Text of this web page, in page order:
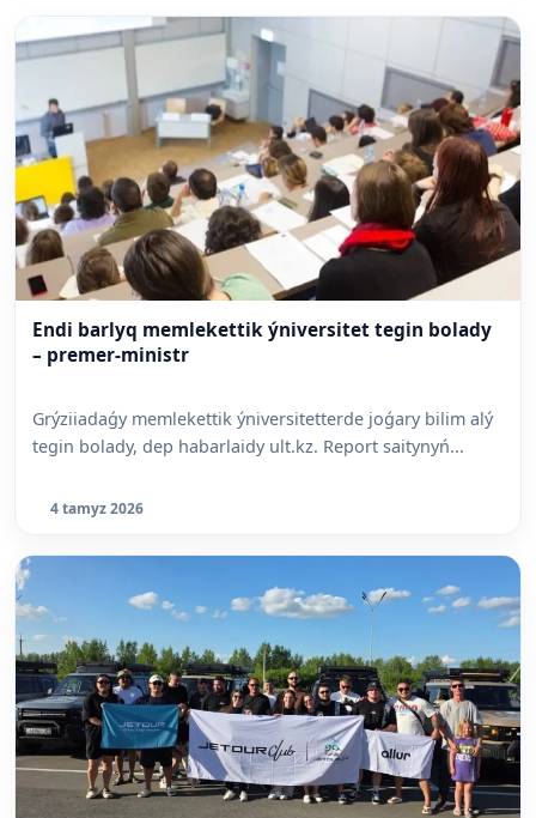
Endi barlyq memlekettik ýniversitet tegin bolady
– premer-ministr
Grýziiadaǵy memlekettik ýniversitetterde joǵary bilim alý
tegin bolady, dep habarlaidy ult.kz. Report saitynyń...
4 tamyz 2026